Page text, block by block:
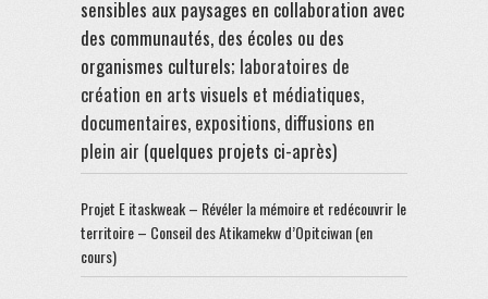
sensibles aux paysages en collaboration avec
des communautés, des écoles ou des
organismes culturels; laboratoires de
création en arts visuels et médiatiques,
documentaires, expositions, diffusions en
plein air (quelques projets ci-après)
Projet E itaskweak – Révéler la mémoire et redécouvrir le
territoire – Conseil des Atikamekw d’Opitciwan (en
cours)